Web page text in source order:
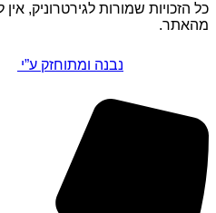
כל הזכויות שמורות לגירטרוניק,
מהאתר.
נבנה ומתוחזק ע”י